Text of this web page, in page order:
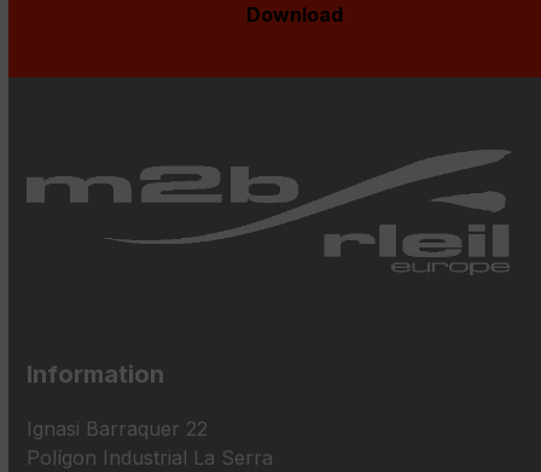
Download
Information
Ignasi Barraquer 22
Polígon Industrial La Serra